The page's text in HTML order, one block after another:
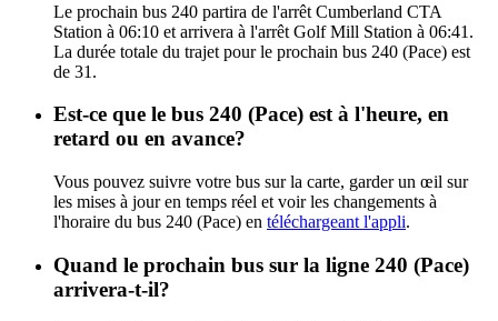
Le prochain bus 240 partira de l'arrêt Cumberland CTA
Station à 06:10 et arrivera à l'arrêt Golf Mill Station à 06:41.
La durée totale du trajet pour le prochain bus 240 (Pace) est
de 31.
Est-ce que le bus 240 (Pace) est à l'heure, en
retard ou en avance?
Vous pouvez suivre votre bus sur la carte, garder un œil sur
les mises à jour en temps réel et voir les changements à
l'horaire du bus 240 (Pace) en téléchargeant l'appli.
Quand le prochain bus sur la ligne 240 (Pace)
arrivera-t-il?